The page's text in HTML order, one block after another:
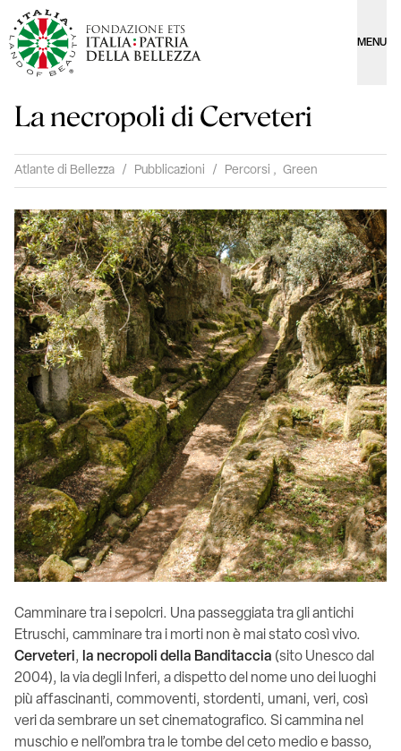
MENU
La necropoli di Cerveteri
Atlante di Bellezza / Pubblicazioni / Percorsi , Green
Camminare tra i sepolcri. Una passeggiata tra gli antichi
Etruschi, camminare tra i morti non è mai stato così vivo.
Cerveteri, la necropoli della Banditaccia (sito Unesco dal
2004), la via degli Inferi, a dispetto del nome uno dei luoghi
più affascinanti, commoventi, stordenti, umani, veri, così
veri da sembrare un set cinematografico. Si cammina nel
muschio e nell’ombra tra le tombe del ceto medio e basso,